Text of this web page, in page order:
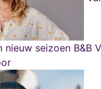
nieuw seizoen B&B